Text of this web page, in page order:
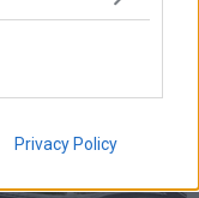
Privacy Policy